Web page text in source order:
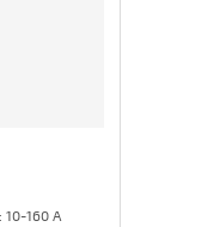
10-160 А